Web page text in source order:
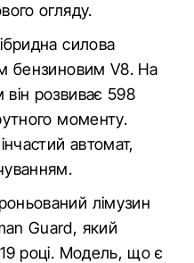
огляду.
силова
бензиновим V8. На
розвиває 598
моменту.
автомат,
лімузин
Guard, який
році. Модель, що є